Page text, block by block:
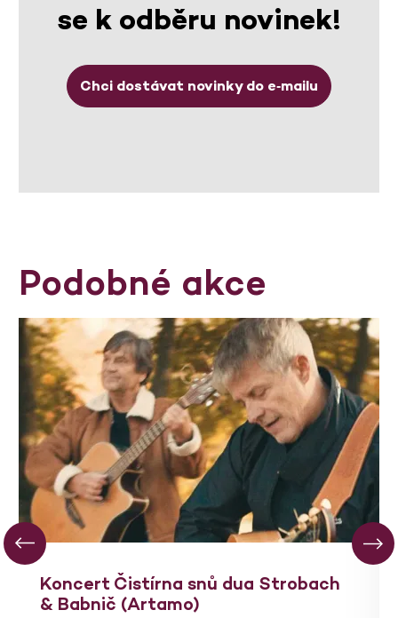
se k odběru novinek!
Chci dostávat novinky do e‑mailu
Podobné akce
Koncert Čistírna snů dua Strobach
& Babnič (Artamo)